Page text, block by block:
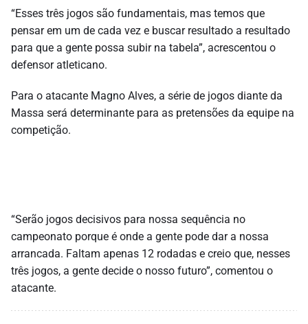
“Esses três jogos são fundamentais, mas temos que
pensar em um de cada vez e buscar resultado a resultado
para que a gente possa subir na tabela”, acrescentou o
defensor atleticano.
Para o atacante Magno Alves, a série de jogos diante da
Massa será determinante para as pretensões da equipe na
competição.
“Serão jogos decisivos para nossa sequência no
campeonato porque é onde a gente pode dar a nossa
arrancada. Faltam apenas 12 rodadas e creio que, nesses
três jogos, a gente decide o nosso futuro”, comentou o
atacante.